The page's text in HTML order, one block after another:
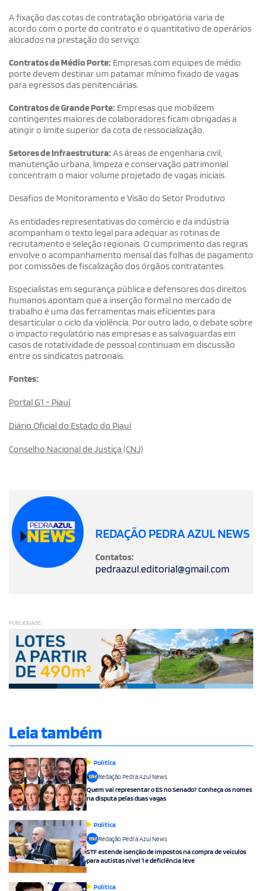
A fixação das cotas de contratação obrigatória varia de
acordo com o porte do contrato e o quantitativo de operários
alocados na prestação do serviço:
Contratos de Médio Porte: Empresas com equipes de médio
porte devem destinar um patamar mínimo fixado de vagas
para egressos das penitenciárias.
Contratos de Grande Porte: Empresas que mobilizem
contingentes maiores de colaboradores ficam obrigadas a
atingir o limite superior da cota de ressocialização.
Setores de Infraestrutura: As áreas de engenharia civil,
manutenção urbana, limpeza e conservação patrimonial
concentram o maior volume projetado de vagas iniciais.
Desafios de Monitoramento e Visão do Setor Produtivo
As entidades representativas do comércio e da indústria
acompanham o texto legal para adequar as rotinas de
recrutamento e seleção regionais. O cumprimento das regras
envolve o acompanhamento mensal das folhas de pagamento
por comissões de fiscalização dos órgãos contratantes.
Especialistas em segurança pública e defensores dos direitos
humanos apontam que a inserção formal no mercado de
trabalho é uma das ferramentas mais eficientes para
desarticular o ciclo da violência. Por outro lado, o debate sobre
o impacto regulatório nas empresas e as salvaguardas em
casos de rotatividade de pessoal continuam em discussão
entre os sindicatos patronais.
Fontes:
Portal G1 - Piauí
Diário Oficial do Estado do Piauí
Conselho Nacional de Justiça (CNJ)
REDAÇÃO PEDRA AZUL NEWS
Contatos:
pedraazul.editorial@gmail.com
PUBLICIDADE
Leia também
Política
Redação Pedra Azul News
Quem vai representar o ES no Senado? Conheça os nomes
na disputa pelas duas vagas
Política
Redação Pedra Azul News
STF estende isenção de impostos na compra de veículos
para autistas nível 1 e deficiência leve
Política